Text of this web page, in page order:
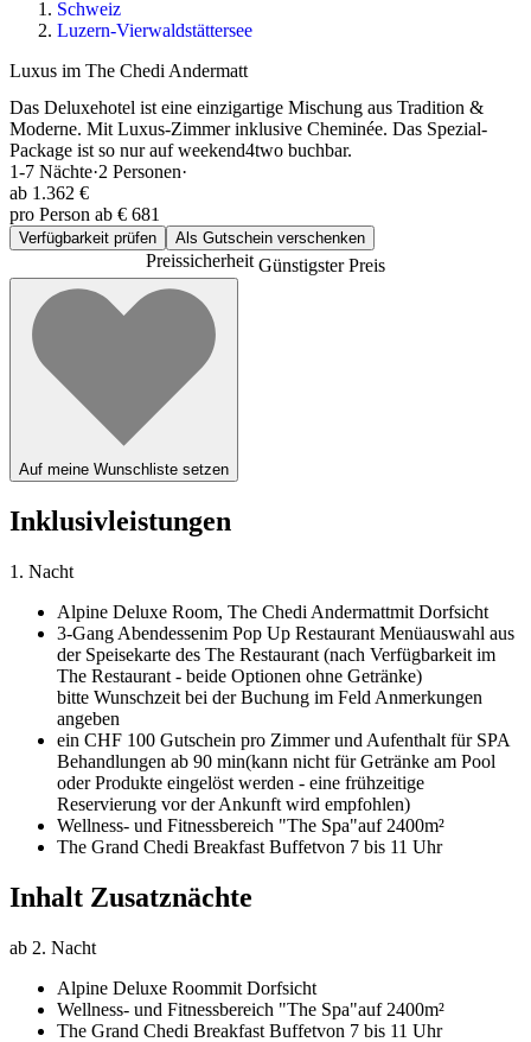
Schweiz
Luzern-Vierwaldstättersee
Luxus im The Chedi Andermatt
Das Deluxehotel ist eine einzigartige Mischung aus Tradition &
Moderne. Mit Luxus-Zimmer inklusive Cheminée. Das Spezial-
Package ist so nur auf weekend4two buchbar.
1-7 Nächte·2 Personen·
ab 1.362 €
pro Person ab € 681
Verfügbarkeit prüfen Als Gutschein verschenken
PreissicherheitGünstigster Preis
Auf meine Wunschliste setzen
Inklusivleistungen
1. Nacht
Alpine Deluxe Room, The Chedi Andermattmit Dorfsicht
3-Gang Abendessenim Pop Up Restaurant Menüauswahl aus
der Speisekarte des The Restaurant (nach Verfügbarkeit im
The Restaurant - beide Optionen ohne Getränke)
bitte Wunschzeit bei der Buchung im Feld Anmerkungen
angeben
ein CHF 100 Gutschein pro Zimmer und Aufenthalt für SPA
Behandlungen ab 90 min(kann nicht für Getränke am Pool
oder Produkte eingelöst werden - eine frühzeitige
Reservierung vor der Ankunft wird empfohlen)
Wellness- und Fitnessbereich "The Spa"auf 2400m²
The Grand Chedi Breakfast Buffetvon 7 bis 11 Uhr
Inhalt Zusatznächte
ab 2. Nacht
Alpine Deluxe Roommit Dorfsicht
Wellness- und Fitnessbereich "The Spa"auf 2400m²
The Grand Chedi Breakfast Buffetvon 7 bis 11 Uhr